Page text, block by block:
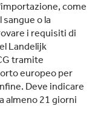
come
o la
i requisiti di
Landelijk
tramite
europeo per
Deve indicare
almeno 21 giorni